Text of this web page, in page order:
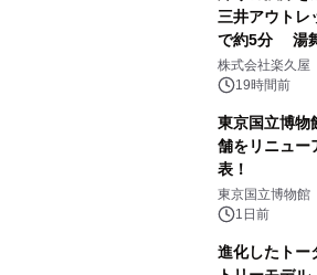
三井アウトレ
で約5分 湯
メニューを提供
株式会社楽久屋
19時間前
東京国立博物
舗をリニュ
表！
東京国立博物館
1日前
進化したトー